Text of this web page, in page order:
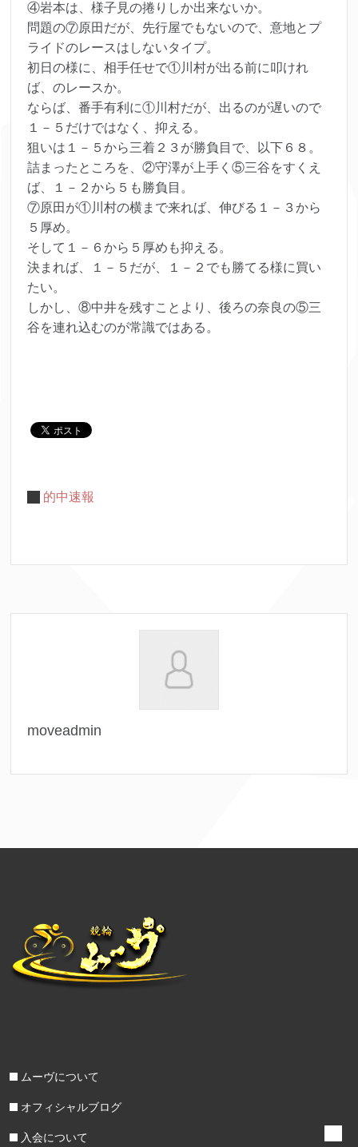
④岩本は、様子見の捲りしか出来ないか。
問題の⑦原田だが、先行屋でもないので、意地とプ
ライドのレースはしないタイプ。
初日の様に、相手任せで①川村が出る前に叩けれ
ば、のレースか。
ならば、番手有利に①川村だが、出るのが遅いので
１－５だけではなく、抑える。
狙いは１－５から三着２３が勝負目で、以下６８。
詰まったところを、②守澤が上手く⑤三谷をすくえ
ば、１－２から５も勝負目。
⑦原田が①川村の横まで来れば、伸びる１－３から
５厚め。
そして１－６から５厚めも抑える。
決まれば、１－５だが、１－２でも勝てる様に買い
たい。
しかし、⑧中井を残すことより、後ろの奈良の⑤三
谷を連れ込むのが常識ではある。
的中速報
moveadmin
ムーヴについて
オフィシャルブログ
入会について